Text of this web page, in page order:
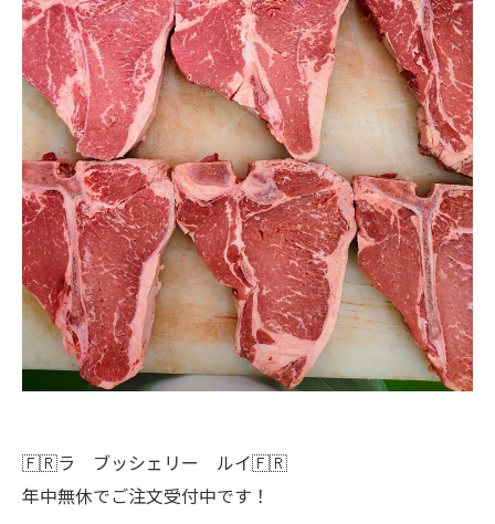
🇫🇷ラ ブッシェリー ルイ🇫🇷
年中無休でご注文受付中です！